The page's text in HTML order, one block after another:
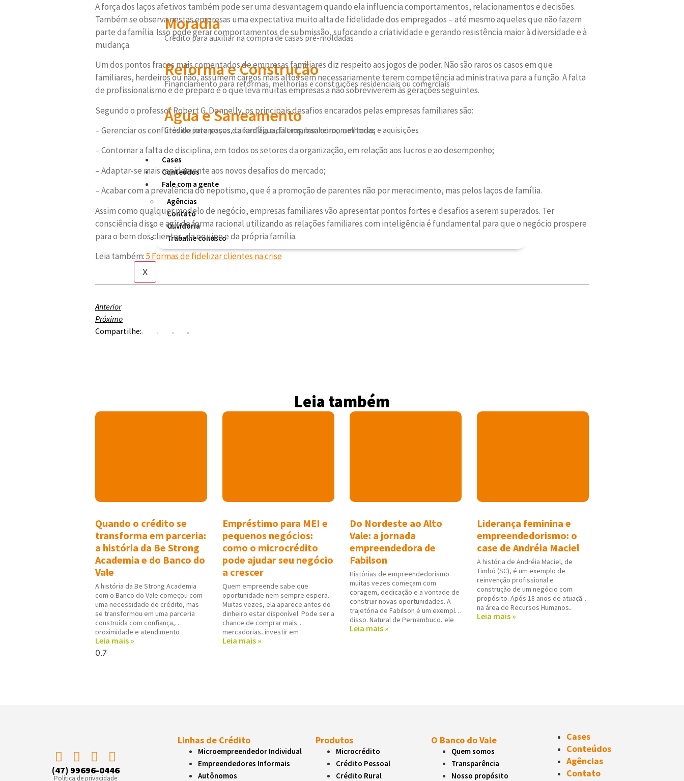
Moradia
Crédito para auxiliar na compra de casas pré-moldadas
Reforma e Construção
Financiamento para reformas, melhorias e construções residenciais ou comerciais
Água e Saneamento
Crédito para poços, caixa d’água, filtros, banheiro, melhorias e aquisições
Cases
Conteúdos
Fale com a gente
Agências
Contato
Ouvidoria
Trabalhe conosco
X
A força dos laços afetivos também pode ser uma desvantagem quando ela influencia comportamentos, relacionamentos e decisões.
Também se observa nestas empresas uma expectativa muito alta de fidelidade dos empregados – até mesmo aqueles que não fazem
parte da família. Isso pode gerar comportamentos de submissão, sufocando a criatividade e gerando resistência maior à diversidade e à
mudança.
Um dos pontos fracos mais comentados de empresas familiares diz respeito aos jogos de poder. Não são raros os casos em que
familiares, herdeiros ou não, assumem cargos mais altos sem necessariamente terem competência administrativa para a função. A falta
de profissionalismo e de preparo é o que leva muitas empresas a não sobreviverem às gerações seguintes.
Segundo o professor Robert G. Donnelly, os principais desafios encarados pelas empresas familiares são:
– Gerenciar os conflitos de interesses da família e da empresa como um todo;
– Contornar a falta de disciplina, em todos os setores da organização, em relação aos lucros e ao desempenho;
– Adaptar-se mais rapidamente aos novos desafios do mercado;
– Acabar com a prevalência do nepotismo, que é a promoção de parentes não por merecimento, mas pelos laços de família.
Assim como qualquer modelo de negócio, empresas familiares vão apresentar pontos fortes e desafios a serem superados. Ter
consciência disso e agir de forma racional utilizando as relações familiares com inteligência é fundamental para que o negócio prospere
para o bem dos clientes, da equipe e da própria família.
Leia também:5 Formas de fidelizar clientes na crise
Anterior
Próximo
Compartilhe:
Leia também
Quando o crédito se
transforma em parceria:
a história da Be Strong
Academia e do Banco do
Vale
A história da Be Strong Academia
com o Banco do Vale começou com
uma necessidade de crédito, mas
se transformou em uma parceria
construída com confiança,
proximidade e atendimento
personalizado. Para Alex Junior
Gonçalves, proprietário da
Leia mais »
Empréstimo para MEI e
pequenos negócios:
como o microcrédito
pode ajudar seu negócio
a crescer
Quem empreende sabe que
oportunidade nem sempre espera.
Muitas vezes, ela aparece antes do
dinheiro estar disponível. Pode ser a
chance de comprar mais
mercadorias, investir em
equipamentos, melhorar o espaço
Leia mais »
Do Nordeste ao Alto
Vale: a jornada
empreendedora de
Fabilson
Histórias de empreendedorismo
muitas vezes começam com
coragem, dedicação e a vontade de
construir novas oportunidades. A
trajetória de Fabilson é um exemplo
disso. Natural de Pernambuco, ele
encontrou em Rio do Sul (SC) um
Leia mais »
Liderança feminina e
empreendedorismo: o
case de Andréia Maciel
A história de Andréia Maciel, de
Timbó (SC), é um exemplo de
reinvenção profissional e
construção de um negócio com
propósito. Após 18 anos de atuação
na área de Recursos Humanos,
Andréia decidiu mudar de carreira e,
Leia mais »
(47) 99696-0446
Política de privacidade
Linhas de Crédito
Microempreendedor Individual
Empreendedores Informais
Autônomos
Produtos
Microcrédito
Crédito Pessoal
Crédito Rural
O Banco do Vale
Quem somos
Transparência
Nosso propósito
Cases
Conteúdos
Agências
Contato